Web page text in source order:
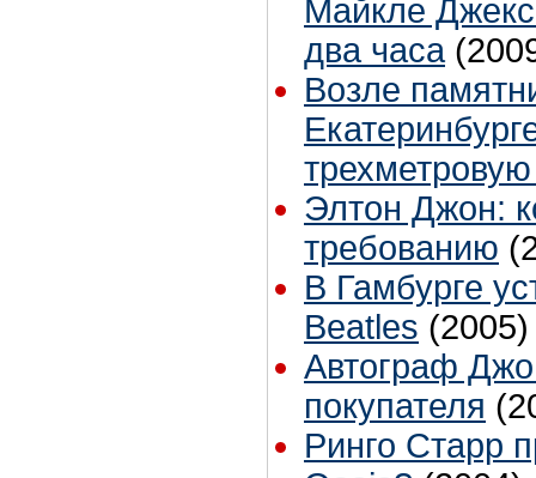
Майкле
два часа
Возле
Элтон Джон:
требованию
В Гамбурге
Beatles (2005)
Автограф
покупателя
Ринго Старр